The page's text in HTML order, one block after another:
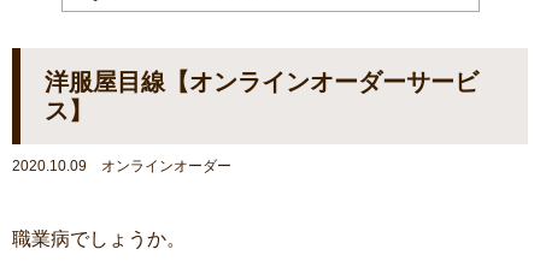
洋服屋目線【オンラインオーダーサービ
ス】
2020.10.09 オンラインオーダー
職業病でしょうか。